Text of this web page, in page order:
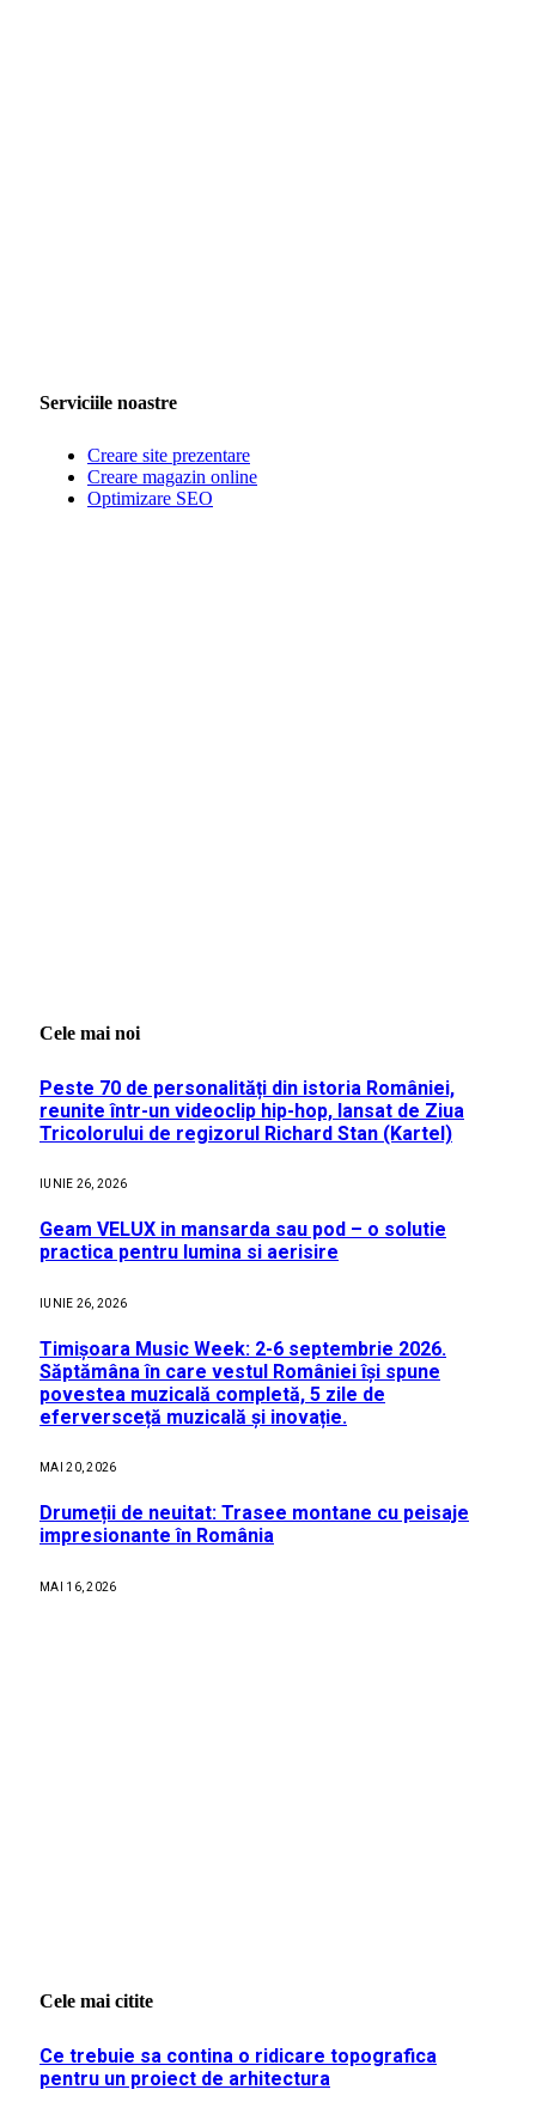
Serviciile noastre
Creare site prezentare
Creare magazin online
Optimizare SEO
Cele mai noi
Peste 70 de personalități din istoria României,
reunite într-un videoclip hip-hop, lansat de Ziua
Tricolorului de regizorul Richard Stan (Kartel)
IUNIE 26, 2026
Geam VELUX in mansarda sau pod – o solutie
practica pentru lumina si aerisire
IUNIE 26, 2026
Timișoara Music Week: 2-6 septembrie 2026.
Săptămâna în care vestul României își spune
povestea muzicală completă, 5 zile de
eferversceță muzicală și inovație.
MAI 20, 2026
Drumeții de neuitat: Trasee montane cu peisaje
impresionante în România
MAI 16, 2026
Cele mai citite
Ce trebuie sa contina o ridicare topografica
pentru un proiect de arhitectura